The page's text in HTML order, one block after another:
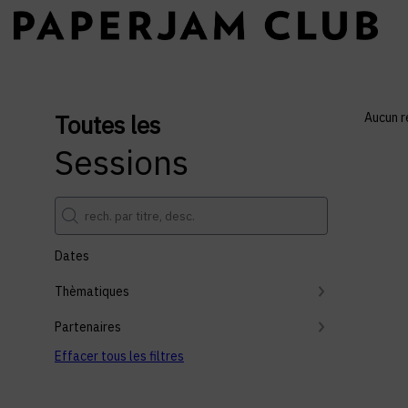
Toutes les
Sessions
Dates
Thèmatiques
Partenaires
Effacer tous les filtres
Aucun